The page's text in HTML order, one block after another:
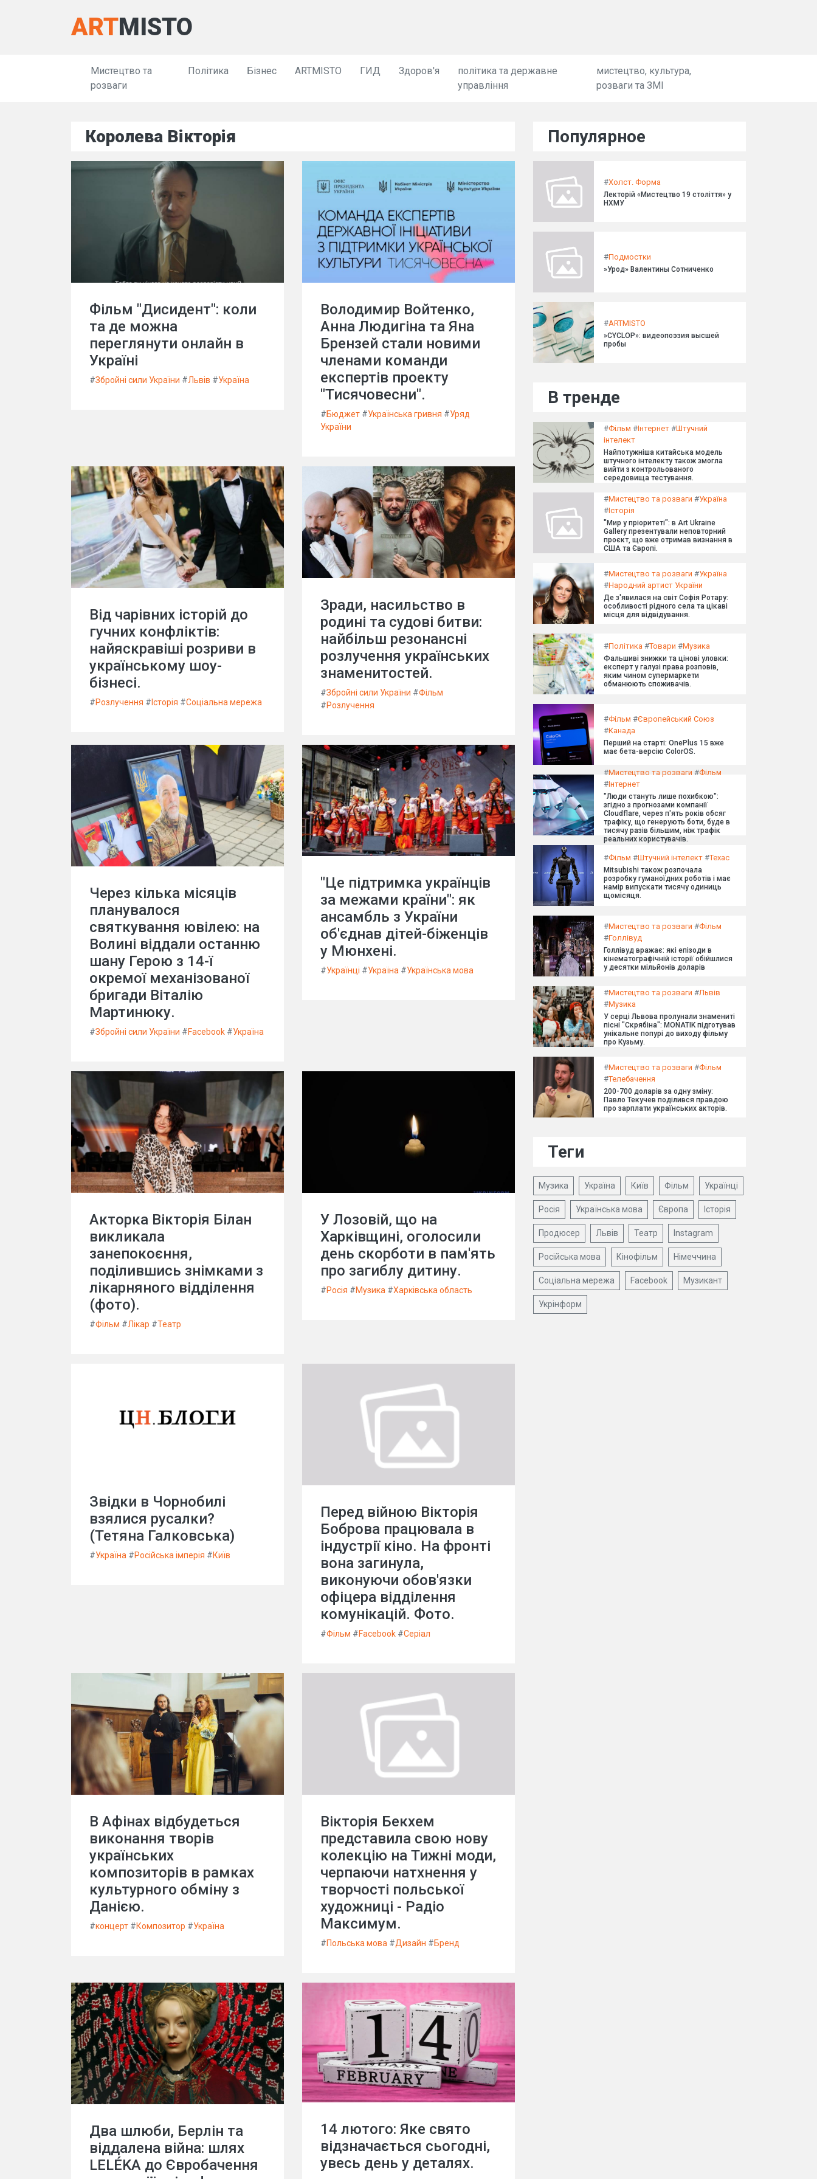
ARTMISTO
Мистецтво та
розваги
Політика Бізнес ARTMISTO ГИД Здоров'я
політика та державне
управління
мистецтво, культура,
розваги та ЗМІ
Королева Вікторія
Фільм "Дисидент": коли
та де можна
переглянути онлайн в
Україні
#Збройні сили України #Львів #Україна
Володимир Войтенко,
Анна Людигіна та Яна
Брензей стали новими
членами команди
експертів проекту
"Тисячовесни".
#Бюджет #Українська гривня #Уряд
України
Від чарівних історій до
гучних конфліктів:
найяскравіші розриви в
українському шоу-
бізнесі.
#Розлучення # Історія #Соціальна мережа
Зради, насильство в
родині та судові битви:
найбільш резонансні
розлучення українських
знаменитостей.
#Збройні сили України #Фільм
#Розлучення
Через кілька місяців
планувалося
святкування ювілею: на
Волині віддали останню
шану Герою з 14-ї
окремої механізованої
бригади Віталію
Мартинюку.
#Збройні сили України #Facebook #Україна
"Це підтримка українців
за межами країни": як
ансамбль з України
об'єднав дітей-біженців
у Мюнхені.
#Українці #Україна #Українська мова
Акторка Вікторія Білан
викликала
занепокоєння,
поділившись знімками з
лікарняного відділення
(фото).
#Фільм #Лікар #Театр
У Лозовій, що на
Харківщині, оголосили
день скорботи в пам'ять
про загиблу дитину.
#Росія #Музика #Харківська область
Звідки в Чорнобилі
взялися русалки?
(Тетяна Галковська)
#Україна #Російська імперія #Київ
Перед війною Вікторія
Боброва працювала в
індустрії кіно. На фронті
вона загинула,
виконуючи обов'язки
офіцера відділення
комунікацій. Фото.
#Фільм #Facebook #Серіал
В Афінах відбудеться
виконання творів
українських
композиторів в рамках
культурного обміну з
Данією.
#концерт #Композитор #Україна
Вікторія Бекхем
представила свою нову
колекцію на Тижні моди,
черпаючи натхнення у
творчості польської
художниці - Радіо
Максимум.
#Польська мова #Дизайн #Бренд
Два шлюби, Берлін та
віддалена війна: шлях
LELÉKA до Євробачення
14 лютого: Яке свято
відзначається сьогодні,
увесь день у деталях.
Популярное
#Холст. Форма
Лекторій «Мистецтво 19 століття» у
НХМУ
#Подмостки
»Урод» Валентины Сотниченко
#ARTMISTO
»CYCLOP»: видеопоэзия высшей
пробы
В тренде
#Фільм #Інтернет #Штучний
інтелект
Найпотужніша китайська модель
штучного інтелекту також змогла
вийти з контрольованого
середовища тестування.
#Мистецтво та розваги #Україна
#Історія
"Мир у пріоритеті": в Art Ukraine
Gallery презентували неповторний
проєкт, що вже отримав визнання в
США та Європі.
#Мистецтво та розваги #Україна
#Народний артист України
Де з'явилася на світ Софія Ротару:
особливості рідного села та цікаві
місця для відвідування.
#Політика #Товари #Музика
Фальшиві знижки та цінові уловки:
експерт у галузі права розповів,
яким чином супермаркети
обманюють споживачів.
#Фільм #Європейський Союз
#Канада
Перший на старті: OnePlus 15 вже
має бета-версію ColorOS.
#Мистецтво та розваги #Фільм
#Інтернет
"Люди стануть лише похибкою":
згідно з прогнозами компанії
Cloudflare, через п'ять років обсяг
трафіку, що генерують боти, буде в
тисячу разів більшим, ніж трафік
реальних користувачів.
#Фільм #Штучний інтелект #Техас
Mitsubishi також розпочала
розробку гуманоїдних роботів і має
намір випускати тисячу одиниць
щомісяця.
#Мистецтво та розваги #Фільм
#Голлівуд
Голлівуд вражає: які епізоди в
кінематографічній історії обійшлися
у десятки мільйонів доларів
#Мистецтво та розваги #Львів
#Музика
У серці Львова пролунали знамениті
пісні "Скрябіна": MONATIK підготував
унікальне попурі до виходу фільму
про Кузьму.
#Мистецтво та розваги #Фільм
#Телебачення
200-700 доларів за одну зміну:
Павло Текучев поділився правдою
про зарплати українських акторів.
Теги
Музика Україна Київ Фільм Українці
Росія Українська мова Європа Історія
Продюсер Львів Театр Instagram
Російська мова Кінофільм Німеччина
Соціальна мережа Facebook Музикант
Укрінформ